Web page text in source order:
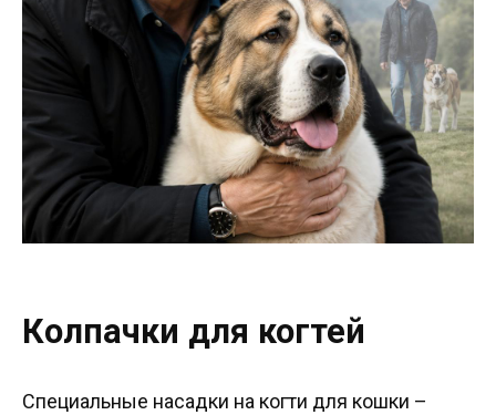
Колпачки для когтей
Специальные насадки на когти для кошки –